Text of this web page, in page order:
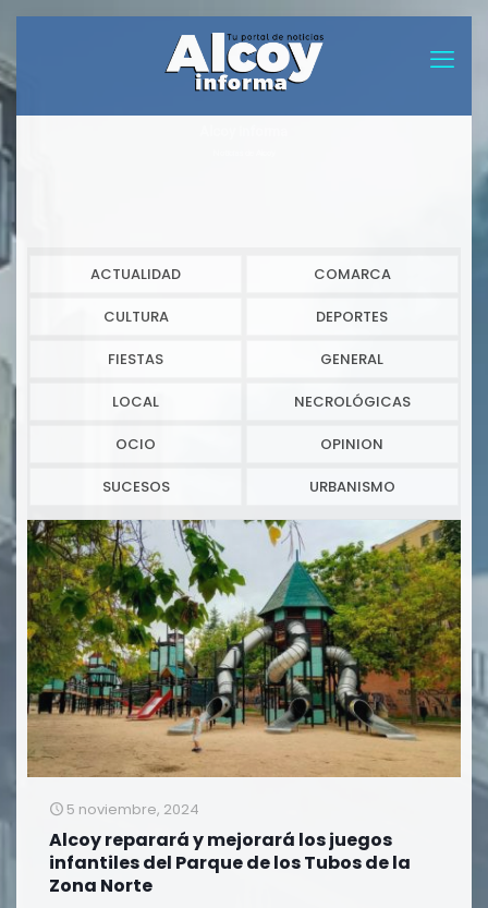
ACTUALIDAD COMARCA
CULTURA DEPORTES
FIESTAS GENERAL
LOCAL NECROLÓGICAS
OCIO OPINION
SUCESOS URBANISMO
5 noviembre, 2024
Alcoy reparará y mejorará los juegos
infantiles del Parque de los Tubos de la
Zona Norte